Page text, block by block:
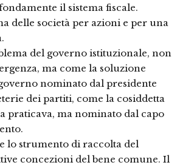
il sistema fiscale.
delle società per azioni e per una
del governo istituzionale, non
ma come la soluzione
nominato dal presidente
dei partiti, come la cosiddetta
praticava, ma nominato dal capo
lo strumento di raccolta del
concezioni del bene comune. Il